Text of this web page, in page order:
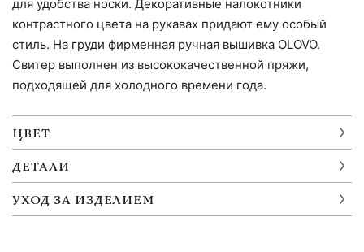
для удобства носки. Декоративные налокотники
контрастного цвета на рукавах придают ему особый
стиль. На груди фирменная ручная вышивка OLOVO.
Свитер выполнен из высококачественной пряжи,
подходящей для холодного времени года.
ЦВЕТ
ДЕТАЛИ
УХОД ЗА ИЗДЕЛИЕМ